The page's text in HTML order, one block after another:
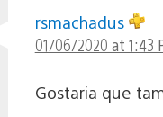
rsmachadus
01/06/2020 at 1:43
Gostaria que